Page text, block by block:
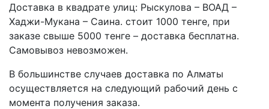
Доставка в квадрате улиц: Рыскулова – ВОАД –
Хаджи-Мукана – Саина. стоит 1000 тенге, при
заказе свыше 5000 тенге – доставка бесплатна.
Самовывоз невозможен.
В большинстве случаев доставка по Алматы
осуществляется на следующий рабочий день с
момента получения заказа.